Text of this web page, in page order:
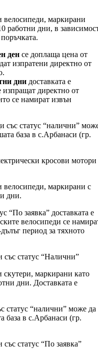
велосипеди, маркирани
работни дни, в
ден се доплаща цена от
изпратени директно от
дни доставката е
изпращат директно от
се намират извън
със статус “налични”
база в с.Арбанаси (гр.
кросови мотори
велосипеди, маркирани с
дни.
“По заявка” доставката е
велосипеди се
период за тяхното
със статус “Налични”
скутери, маркирани като
дни. Доставката е
статус “налични” може да
база в с.Арбанаси (гр.
статус “По заявка”